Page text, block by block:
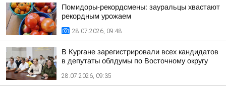
Помидоры-рекордсмены: зауральцы хвастают
рекордным урожаем
28.07.2026, 09:48
В Кургане зарегистрировали всех кандидатов
в депутаты облдумы по Восточному округу
28.07.2026, 09:35